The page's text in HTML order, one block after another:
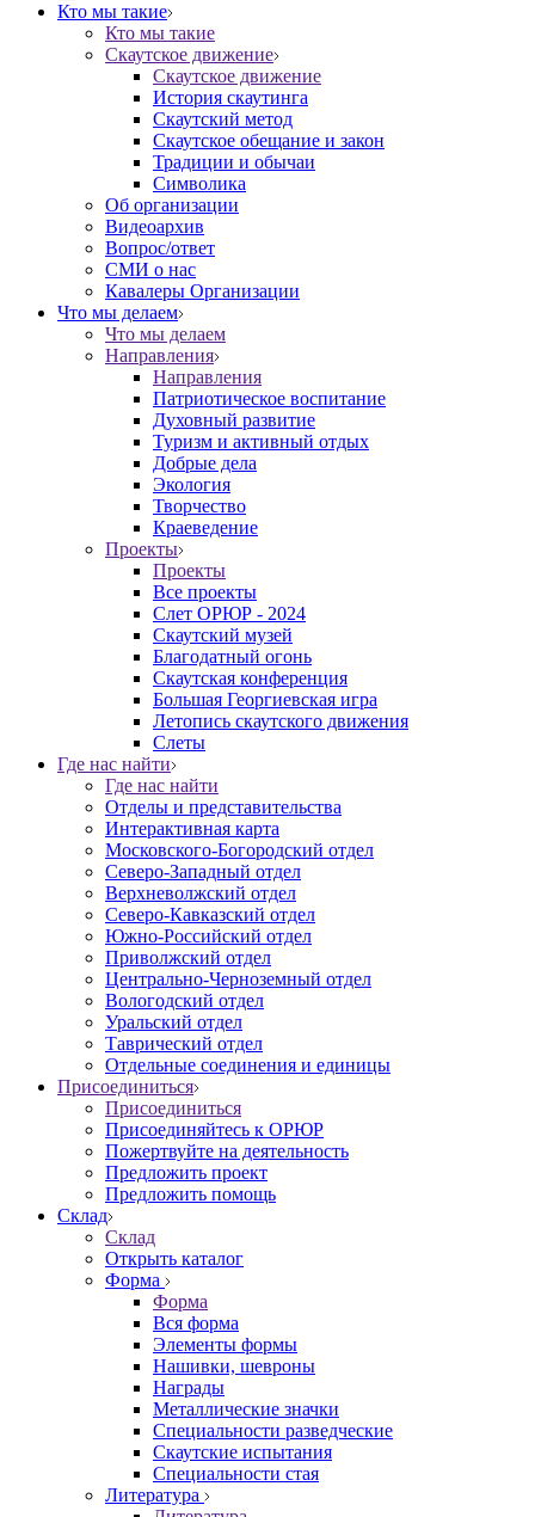
Кто мы такие
Кто мы такие
Скаутское движение
Скаутское движение
История скаутинга
Скаутский метод
Скаутское обещание и закон
Традиции и обычаи
Символика
Об организации
Видеоархив
Вопрос/ответ
СМИ о нас
Кавалеры Организации
Что мы делаем
Что мы делаем
Направления
Направления
Патриотическое воспитание
Духовный развитие
Туризм и активный отдых
Добрые дела
Экология
Творчество
Краеведение
Проекты
Проекты
Все проекты
Слет ОРЮР - 2024
Скаутский музей
Благодатный огонь
Cкаутская конференция
Большая Георгиевская игра
Летопись скаутского движения
Слеты
Где нас найти
Где нас найти
Отделы и представительства
Интерактивная карта
Московского-Богородский отдел
Северо-Западный отдел
Верхневолжский отдел
Северо-Кавказский отдел
Южно-Российский отдел
Приволжский отдел
Центрально-Черноземный отдел
Вологодский отдел
Уральский отдел
Таврический отдел
Отдельные соединения и единицы
Присоединиться
Присоединиться
Присоединяйтесь к ОРЮР
Пожертвуйте на деятельность
Предложить проект
Предложить помощь
Склад
Склад
Открыть каталог
Форма
Форма
Вся форма
Элементы формы
Нашивки, шевроны
Награды
Металлические значки
Специальности разведческие
Скаутские испытания
Специальности стая
Литература